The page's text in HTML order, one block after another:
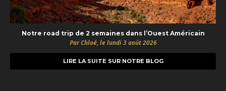
Notre road trip de 2 semaines dans l’Ouest Américain
Par Chloé, le lundi 3 août 2026
LIRE LA SUITE SUR NOTRE BLOG